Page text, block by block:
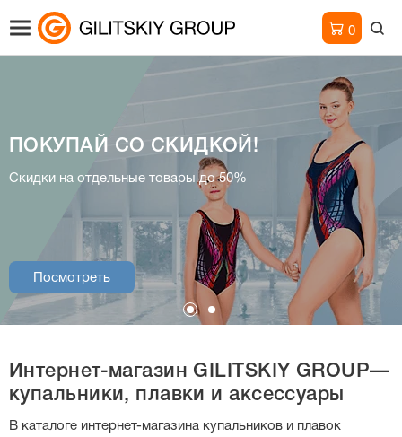
0
ПОКУПАЙ СО СКИДКОЙ!
Скидки на отдельные товары до 50%
Посмотреть
Интернет-магазин
купальники, плавки и аксессуары
Посмотреть
Интернет-магазин GILITSKIY GROUP—
купальники, плавки и аксессуары
В каталоге интернет-магазина купальников и плавок